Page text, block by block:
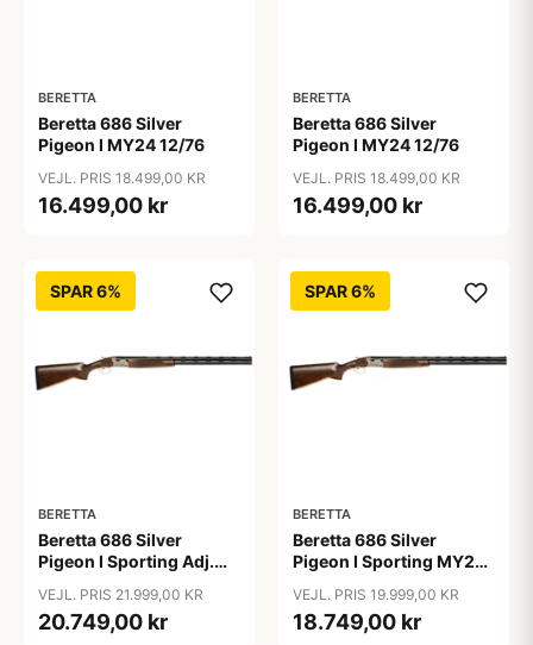
BERETTA
Beretta 686 Silver
Pigeon I MY24 12/76
VEJL. PRIS 18.499,00 KR
16.499,00 kr
BERETTA
Beretta 686 Silver
Pigeon I MY24 12/76
VEJL. PRIS 18.499,00 KR
16.499,00 kr
SPAR 6%
BERETTA
Beretta 686 Silver
Pigeon I Sporting Adj.
VEJL. PRIS 21.999,00 KR
20.749,00 kr
SPAR 6%
BERETTA
Beretta 686 Silver
Pigeon I Sporting MY24
VEJL. PRIS 19.999,00 KR
18.749,00 kr